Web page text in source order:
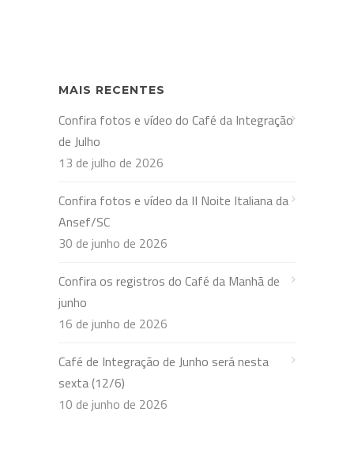
MAIS RECENTES
Confira fotos e vídeo do Café da Integração
de Julho
13 de julho de 2026
Confira fotos e vídeo da II Noite Italiana da
Ansef/SC
30 de junho de 2026
Confira os registros do Café da Manhã de
junho
16 de junho de 2026
Café de Integração de Junho será nesta
sexta (12/6)
10 de junho de 2026